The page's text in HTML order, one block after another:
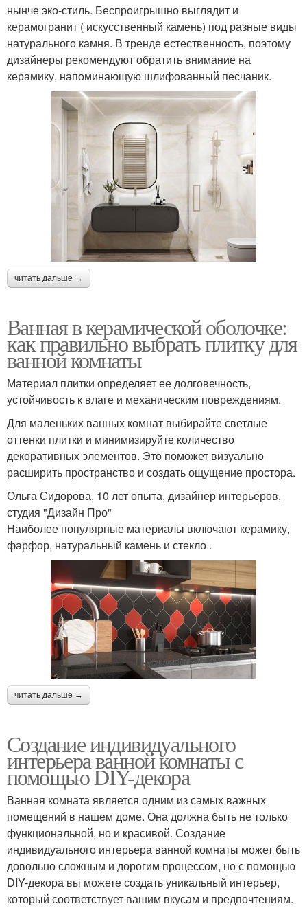
нынче эко-стиль. Беспроигрышно выглядит и
керамогранит ( искусственный камень) под разные виды
натурального камня. В тренде естественность, поэтому
дизайнеры рекомендуют обратить внимание на
керамику, напоминающую шлифованный песчаник.
читать дальше →
Ванная в керамической оболочке:
как правильно выбрать плитку для
ванной комнаты
Материал плитки определяет ее долговечность,
устойчивость к влаге и механическим повреждениям.
Для маленьких ванных комнат выбирайте светлые
оттенки плитки и минимизируйте количество
декоративных элементов. Это поможет визуально
расширить пространство и создать ощущение простора.
Ольга Сидорова, 10 лет опыта, дизайнер интерьеров,
студия "Дизайн Про"
Наиболее популярные материалы включают керамику,
фарфор, натуральный камень и стекло .
читать дальше →
Создание индивидуального
интерьера ванной комнаты с
помощью DIY-декора
Ванная комната является одним из самых важных
помещений в нашем доме. Она должна быть не только
функциональной, но и красивой. Создание
индивидуального интерьера ванной комнаты может быть
довольно сложным и дорогим процессом, но с помощью
DIY-декора вы можете создать уникальный интерьер,
который соответствует вашим вкусам и предпочтениям.